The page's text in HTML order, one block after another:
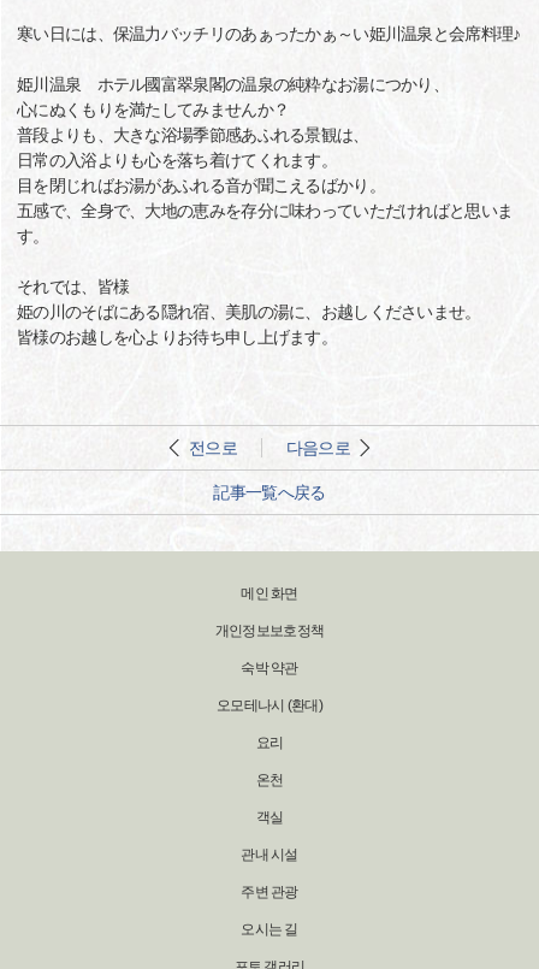
寒い日には、保温力バッチリのあぁったかぁ～い姫川温泉と会席料理♪
姫川温泉 ホテル國富翠泉閣の温泉の純粋なお湯につかり、
心にぬくもりを満たしてみませんか？
普段よりも、大きな浴場季節感あふれる景観は、
日常の入浴よりも心を落ち着けてくれます。
目を閉じればお湯があふれる音が聞こえるばかり。
五感で、全身で、大地の恵みを存分に味わっていただければと思いま
す。
それでは、皆様
姫の川のそばにある隠れ宿、美肌の湯に、お越しくださいませ。
皆様のお越しを心よりお待ち申し上げます。
전으로 다음으로
記事一覧へ戻る
메인 화면
개인정보보호정책
숙박 약관
오모테나시 (환대)
요리
온천
객실
관내 시설
주변 관광
오시는 길